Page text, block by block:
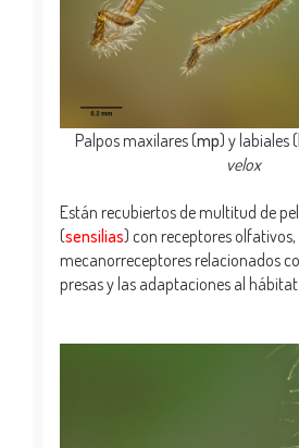
Palpos maxilares (mp) y labiales (
velox
Están recubiertos de multitud de
(sensilias) con receptores
mecanorreceptores relacionados
presas y las adaptaciones al hábitat.